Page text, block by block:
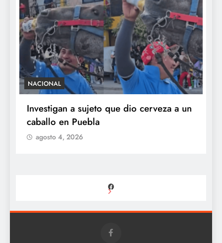
NACIONAL
Investigan a sujeto que dio cerveza a un
caballo en Puebla
agosto 4, 2026